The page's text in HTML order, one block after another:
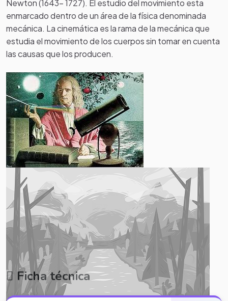
Newton (1643- 1727). El estudio del movimiento esta
enmarcado dentro de un área de la física denominada
mecánica. La cinemática es la rama de la mecánica que
estudia el movimiento de los cuerpos sin tomar en cuenta
las causas que los producen.
Ficha técnica